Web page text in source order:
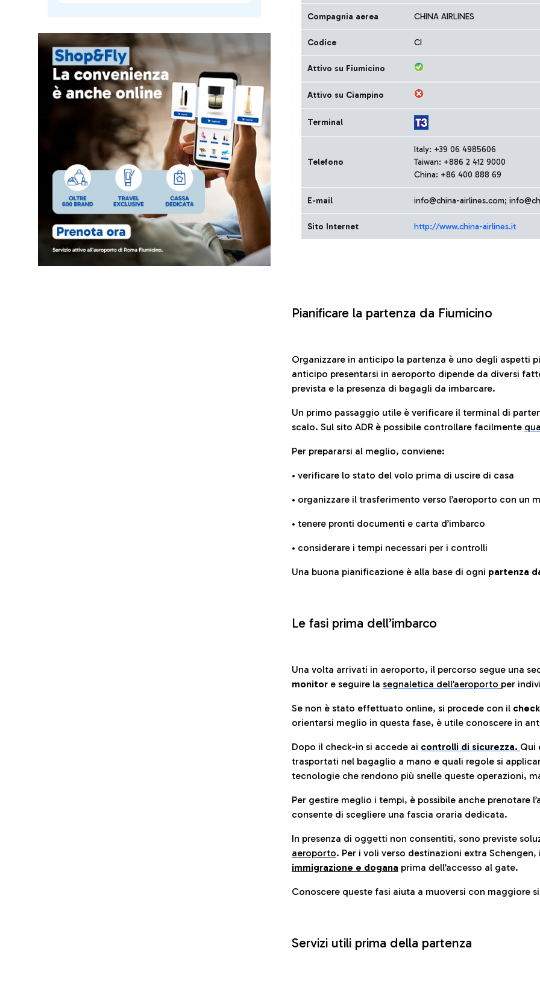
Compagnia aerea CHINA AIRLINES
Codice CI
Attivo su Fiumicino
Attivo su Ciampino
Terminal
Telefono
Italy: +39 06 4985606
Taiwan: +886 2 412 9000
China: +86 400 888 69
E-mail info@china-airlines.com;
Sito Internet http://www.china-airlines.it
Pianificare la partenza da Fiumicino
Organizzare in anticipo la partenza è uno degli aspetti
anticipo presentarsi in aeroporto dipende da diversi
prevista e la presenza di bagagli da imbarcare.
Un primo passaggio utile è verificare il terminal di
scalo. Sul sito ADR è possibile controllare facilmente
Per prepararsi al meglio, conviene:
• verificare lo stato del volo prima di uscire di casa
• organizzare il trasferimento verso l’aeroporto con un
• tenere pronti documenti e carta d’imbarco
• considerare i tempi necessari per i controlli
Una buona pianificazione è alla base di ogni partenza
Le fasi prima dell’imbarco
Una volta arrivati in aeroporto, il percorso segue una
monitor e seguire la segnaletica dell’aeroporto per
Se non è stato effettuato online, si procede con il
orientarsi meglio in questa fase, è utile conoscere in
Dopo il check-in si accede ai controlli di sicurezza. Qui
trasportati nel bagaglio a mano e quali regole si
tecnologie che rendono più snelle queste operazioni,
Per gestire meglio i tempi, è possibile anche prenotare
consente di scegliere una fascia oraria dedicata.
In presenza di oggetti non consentiti, sono previste
aeroporto. Per i voli verso destinazioni extra
immigrazione e dogana prima dell’accesso al gate.
Conoscere queste fasi aiuta a muoversi con maggiore
Servizi utili prima della partenza